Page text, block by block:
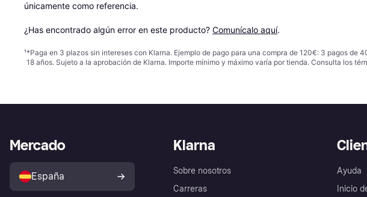
únicamente como referencia.
¿Has encontrado algún error en este producto? Comunícalo aquí.
¹*Paga en 3 plazos sin intereses con Klarna. Ejemplo de pago para una compra de 120€: 3 pagos de
18 años. Sujeto a la aprobación de Klarna. Importe mínimo y máximo varía por tienda. Consulta los
Klarna
Sobre nosotros
Carreras
Ayuda
Inicio
Mercado
España